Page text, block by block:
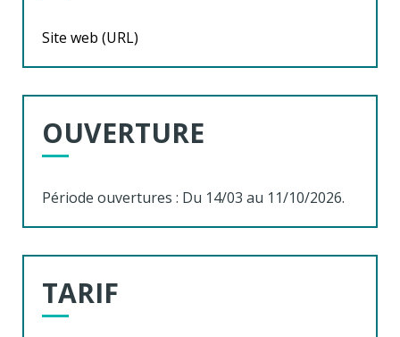
Site web (URL)
OUVERTURE
Période ouvertures : Du 14/03 au 11/10/2026.
TARIF